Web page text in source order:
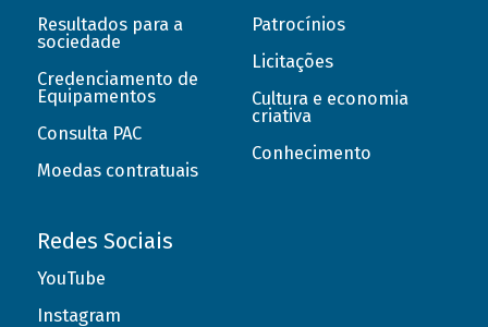
Resultados para a
sociedade
Credenciamento de
Equipamentos
Consulta PAC
Moedas contratuais
Patrocínios
Licitações
Cultura e economia
criativa
Conhecimento
Redes Sociais
YouTube
Instagram